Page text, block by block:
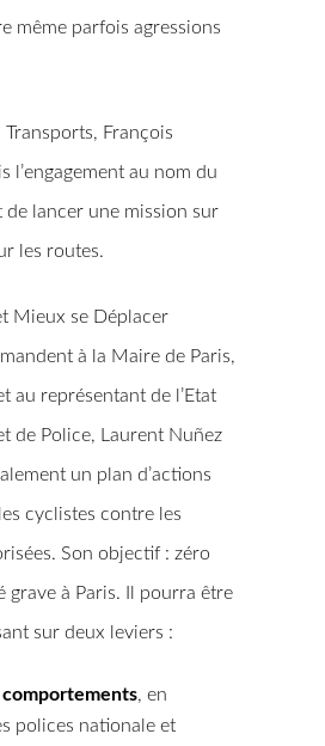
même parfois agressions
Transports, François
l’engagement au nom du
de lancer une mission sur
les routes.
Mieux se Déplacer
à la Maire de Paris,
au représentant de l’Etat
de Police, Laurent Nuñez
un plan d’actions
cyclistes contre les
Son objectif : zéro
grave à Paris. Il pourra être
sur deux leviers :
comportements, en
polices nationale et